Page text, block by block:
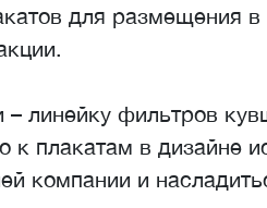
для размещения
линейку фильтров
плакатам в дизайне
компании и